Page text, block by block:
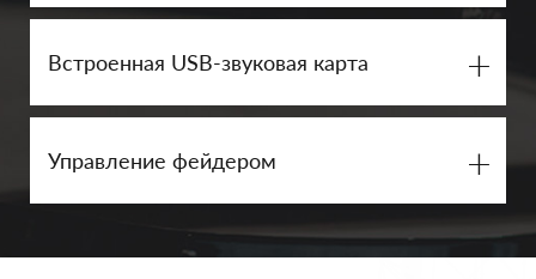
Встроенная USB-звуковая карта +
Управление фейдером +